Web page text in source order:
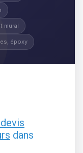
mural
époxy
dans